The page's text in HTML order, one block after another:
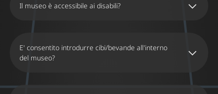
Il museo è accessibile ai disabili?
E' consentito introdurre cibi/bevande all'interno
del museo?